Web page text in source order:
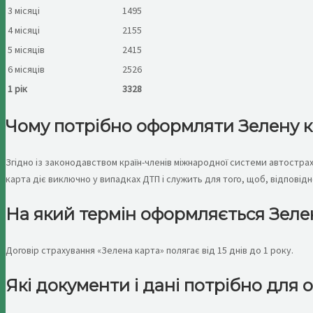
3 місяці
1495
4 місяці
2155
5 місяців
2415
6 місяців
2526
1 рік
3328
Чому потрібно оформляти Зелену
Згідно із законодавством країн-членів міжнародної системи
карта діє виключно у випадках ДТП і служить для того, щоб,
На який термін оформляється
Договір страхування «Зелена карта» полягає від 15 днів до 1 року.
Які документи і дані потрібно